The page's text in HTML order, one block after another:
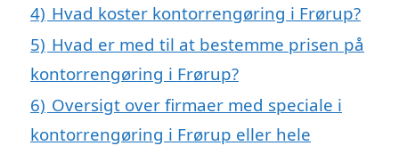
4) Hvad koster kontorrengøring i Frørup?
5) Hvad er med til at bestemme prisen på
kontorrengøring i Frørup?
6) Oversigt over firmaer med speciale i
kontorrengøring i Frørup eller hele